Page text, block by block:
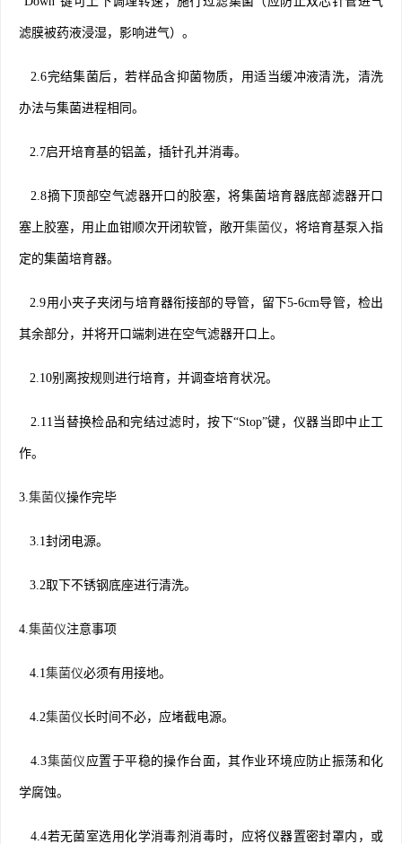
滤膜被药液浸湿，影响进气）。
2.6完结集菌后，若样品含抑菌物质，用适当缓冲液清洗，清洗
办法与集菌进程相同。
2.7启开培育基的铝盖，插针孔并消毒。
2.8摘下顶部空气滤器开口的胶塞，将集菌培育器底部滤器开口
塞上胶塞，用止血钳顺次开闭软管，敞开集菌仪 ，将培育基泵入指
定的集菌培育器。
2.9用小夹子夹闭与培育器衔接部的导管，留下5-6cm导管，检出
其余部分，并将开口端刺进在空气滤器开口上。
2.10别离按规则进行培育，并调查培育状况。
2.11当替换检品和完结过滤时，按下“Stop”键，仪器当即中止工
作。
3. 集菌仪操作完毕
3.1封闭电源。
3.2取下不锈钢底座进行清洗。
4. 集菌仪注意事项
4.1 集菌仪必须有用接地。
4.2集菌仪长时间不必，应堵截电源。
4.3集菌仪 应置于平稳的操作台面，其作业环境应防止振荡和化
学腐蚀。
4.4若无菌室选用化学消毒剂消毒时，应将仪器置密封罩内，或